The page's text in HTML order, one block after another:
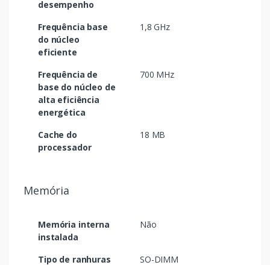
desempenho
Frequência base
do núcleo
eficiente
1,8 GHz
Frequência de
base do núcleo de
alta eficiência
energética
700 MHz
Cache do
processador
18 MB
Memória
Memória interna
instalada
Não
Tipo de ranhuras
SO-DIMM